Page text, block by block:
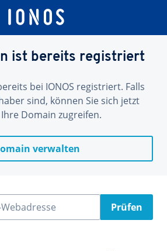
ist bereits registriert
bei IONOS registriert. Falls
sind, können Sie sich jetzt
Domain zugreifen.
verwalten
Prüfen